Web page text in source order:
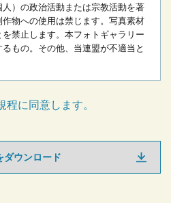
人）の政治活動または宗教活動を著
物への使用は禁じます。 写真素材
禁止します。 本フォトギャラリー
もの。 その他、当連盟が不適当と
程に同意します。
ダウンロード